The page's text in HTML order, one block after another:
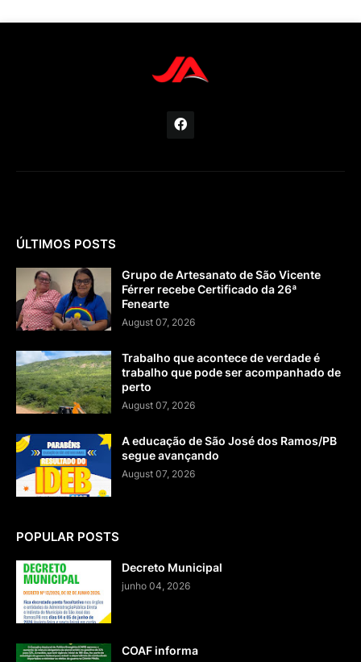
ÚLTIMOS POSTS
Grupo de Artesanato de São Vicente
Férrer recebe Certificado da 26ª
Fenearte
August 07, 2026
Trabalho que acontece de verdade é
trabalho que pode ser acompanhado de
perto
August 07, 2026
A educação de São José dos Ramos/PB
segue avançando
August 07, 2026
POPULAR POSTS
Decreto Municipal
junho 04, 2026
COAF informa